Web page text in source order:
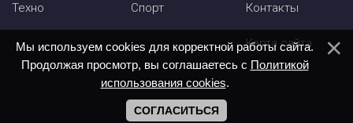
Техно Спорт Контакты
Карта сайта
Мы используем cookies для корректной работы сайта.
Продолжая просмотр, вы соглашаетесь с Политикой
использования cookies.
СОГЛАСИТЬСЯ